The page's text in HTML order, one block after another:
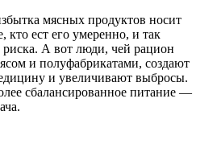
мясных продуктов носит
кто ест его умеренно, и так
риска. А вот люди, чей рацион
и полуфабрикатами, создают
и увеличивают выбросы.
сбалансированное питание —